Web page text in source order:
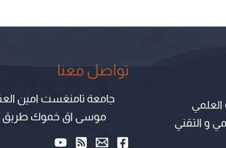
العلمي
و التقني
تواصل معنا
جامعة تامنغست امين
موسى اق خموك طريق